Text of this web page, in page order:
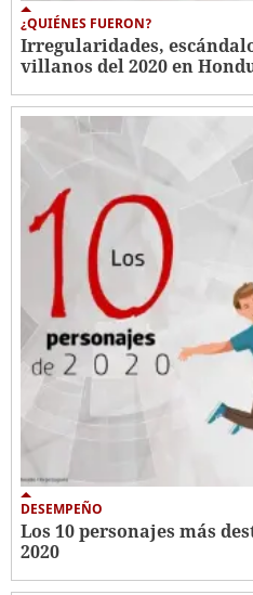
¿QUIÉNES FUERON?
Irregularidades,
villanos del 2020 en
DESEMPEÑO
Los 10 personajes más
2020